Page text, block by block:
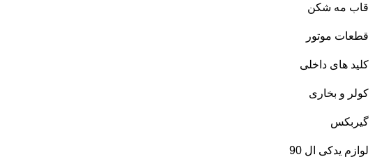
قاب مه شکن
قطعات موتور
کلید های داخلی
کولر و بخاری
گیربکس
لوازم یدکی ال 90